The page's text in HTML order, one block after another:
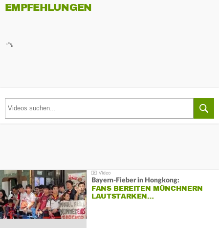
EMPFEHLUNGEN
Bayern-Fieber in Hongkong:
FANS BEREITEN MÜNCHNERN
LAUTSTARKEN…